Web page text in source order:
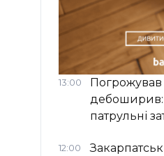
13:00
дебоширив:
патрульні
12:00